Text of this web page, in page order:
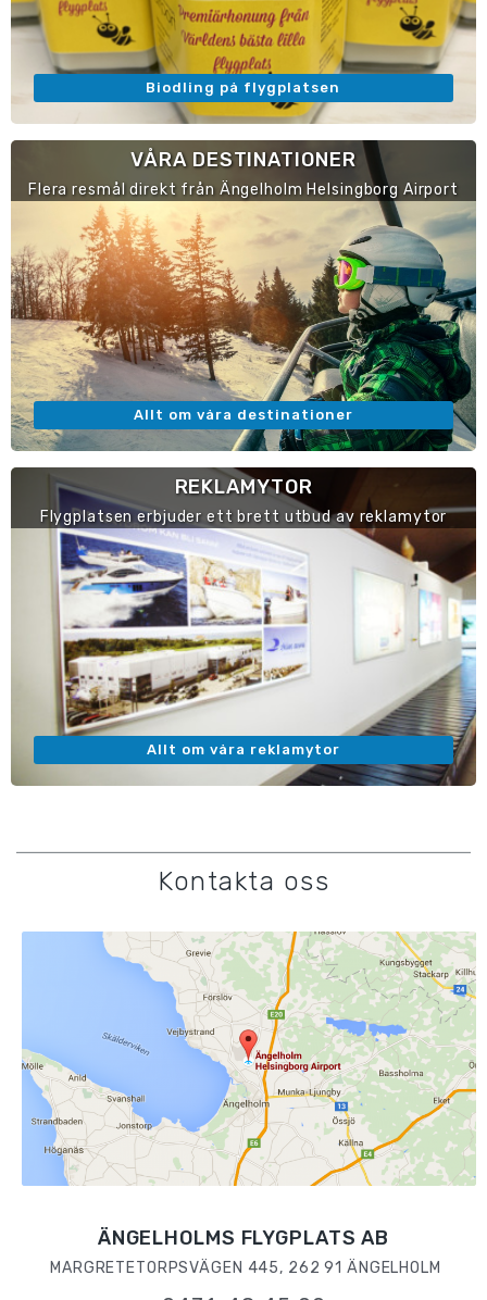
Biodling på flygplatsen
VÅRA DESTINATIONER
Flera resmål direkt från Ängelholm Helsingborg Airport
Allt om våra destinationer
REKLAMYTOR
Flygplatsen erbjuder ett brett utbud av reklamytor
Allt om våra reklamytor
Kontakta oss
ÄNGELHOLMS FLYGPLATS AB
MARGRETETORPSVÄGEN 445, 262 91 ÄNGELHOLM